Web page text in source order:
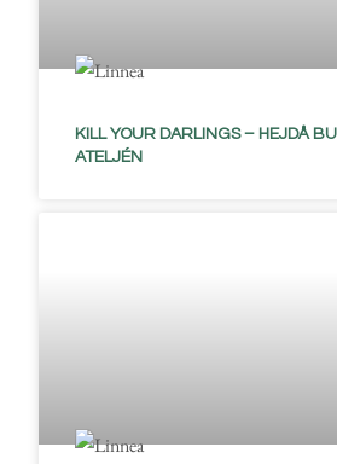
KILL YOUR DARLINGS – HEJDÅ
ATELJÉN